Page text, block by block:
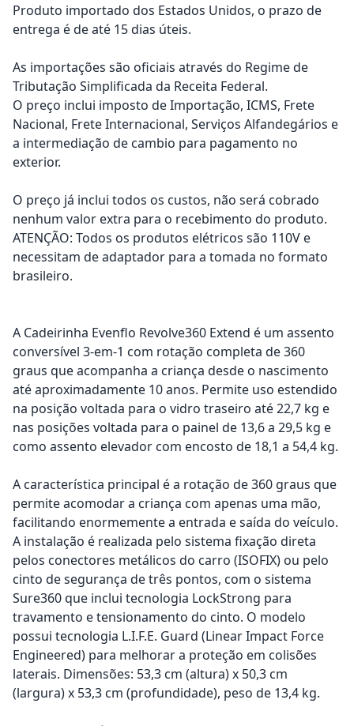
Produto importado dos Estados Unidos, o prazo de
entrega é de até 15 dias úteis.
As importações são oficiais através do Regime de
Tributação Simplificada da Receita Federal.
O preço inclui imposto de Importação, ICMS, Frete
Nacional, Frete Internacional, Serviços Alfandegários e
a intermediação de cambio para pagamento no
exterior.
O preço já inclui todos os custos, não será cobrado
nenhum valor extra para o recebimento do produto.
ATENÇÃO: Todos os produtos elétricos são 110V e
necessitam de adaptador para a tomada no formato
brasileiro.
A Cadeirinha Evenflo Revolve360 Extend é um assento
conversível 3-em-1 com rotação completa de 360
graus que acompanha a criança desde o nascimento
até aproximadamente 10 anos. Permite uso estendido
na posição voltada para o vidro traseiro até 22,7 kg e
nas posições voltada para o painel de 13,6 a 29,5 kg e
como assento elevador com encosto de 18,1 a 54,4 kg.
A característica principal é a rotação de 360 graus que
permite acomodar a criança com apenas uma mão,
facilitando enormemente a entrada e saída do veículo.
A instalação é realizada pelo sistema fixação direta
pelos conectores metálicos do carro (ISOFIX) ou pelo
cinto de segurança de três pontos, com o sistema
Sure360 que inclui tecnologia LockStrong para
travamento e tensionamento do cinto. O modelo
possui tecnologia L.I.F.E. Guard (Linear Impact Force
Engineered) para melhorar a proteção em colisões
laterais. Dimensões: 53,3 cm (altura) x 50,3 cm
(largura) x 53,3 cm (profundidade), peso de 13,4 kg.